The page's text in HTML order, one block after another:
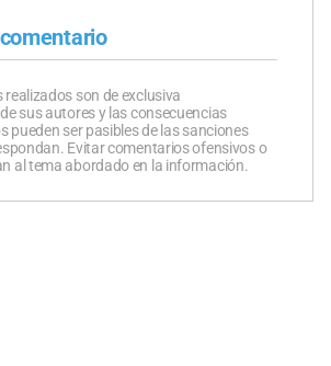
son de exclusiva
sus autores y las consecuencias
pueden ser pasibles de las sanciones
Evitar comentarios ofensivos o
al tema abordado en la información.